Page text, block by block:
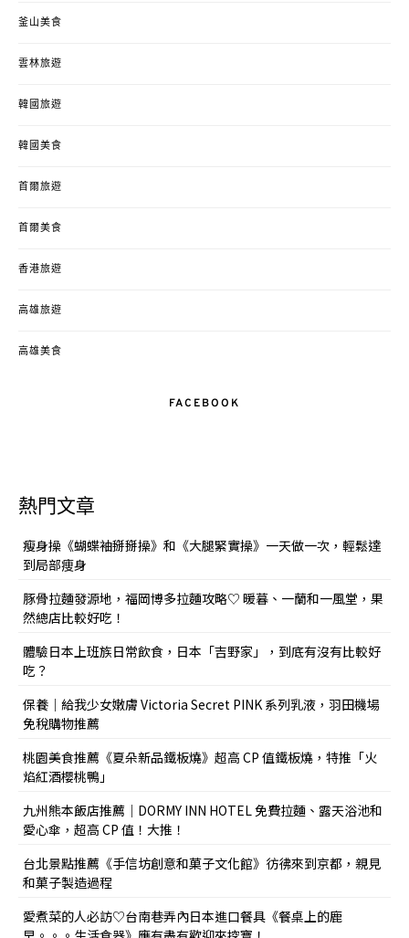
釜山美食
雲林旅遊
韓國旅遊
韓國美食
首爾旅遊
首爾美食
香港旅遊
高雄旅遊
高雄美食
FACEBOOK
熱門文章
瘦身操《蝴蝶袖掰掰操》和《大腿緊實操》一天做一次，輕鬆達
到局部痩身
豚骨拉麵發源地，福岡博多拉麵攻略♡ 暖暮、一蘭和一風堂，果
然總店比較好吃！
體驗日本上班族日常飲食，日本「吉野家」，到底有沒有比較好
吃？
保養｜給我少女嫩膚 Victoria Secret PINK 系列乳液，羽田機場
免稅購物推薦
桃園美食推薦《夏朵新品鐵板燒》超高 CP 值鐵板燒，特推「火
焰紅酒櫻桃鴨」
九州熊本飯店推薦｜DORMY INN HOTEL 免費拉麵、露天浴池和
愛心傘，超高 CP 值！大推！
台北景點推薦《手信坊創意和菓子文化館》彷彿來到京都，親見
和菓子製造過程
愛煮菜的人必訪♡台南巷弄內日本進口餐具《餐桌上的鹿